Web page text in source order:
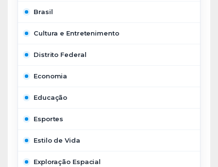
Brasil
Cultura e Entretenimento
Distrito Federal
Economia
Educação
Esportes
Estilo de Vida
Exploração Espacial